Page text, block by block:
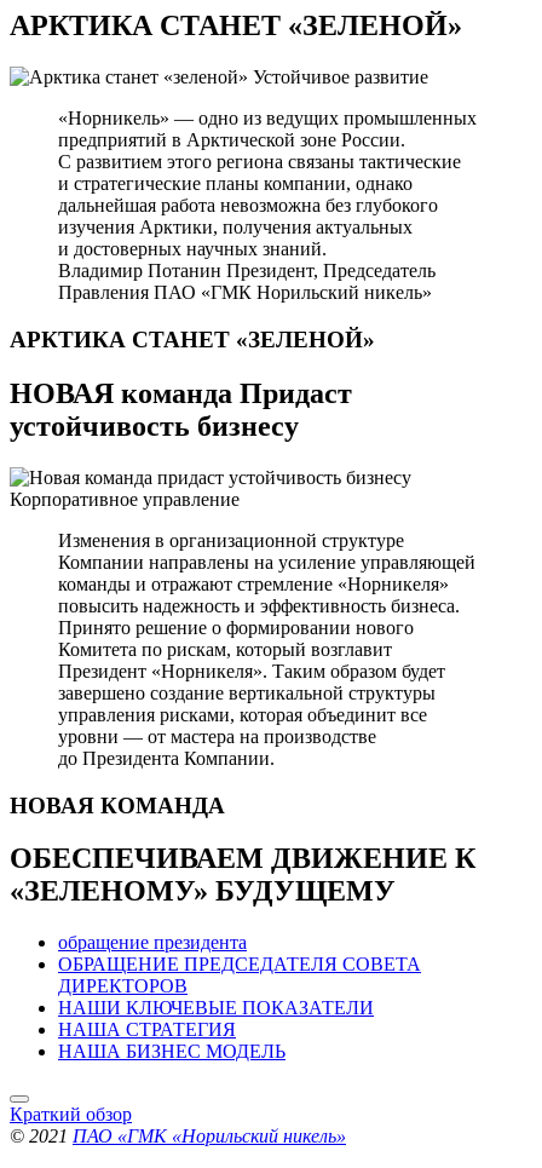
АРКТИКА СТАНЕТ «ЗЕЛЕНОЙ»
Устойчивое развитие
«Норникель» — одно из ведущих промышленных
предприятий в Арктической зоне России.
С развитием этого региона связаны тактические
и стратегические планы компании, однако
дальнейшая работа невозможна без глубокого
изучения Арктики, получения актуальных
и достоверных научных знаний.
Владимир Потанин Президент, Председатель
Правления ПАО «ГМК Норильский никель»
АРКТИКА СТАНЕТ «ЗЕЛЕНОЙ»
НОВАЯ команда Придаст
устойчивость бизнесу
Корпоративное управление
Изменения в организационной структуре
Компании направлены на усиление управляющей
команды и отражают стремление «Норникеля»
повысить надежность и эффективность бизнеса.
Принято решение о формировании нового
Комитета по рискам, который возглавит
Президент «Норникеля». Таким образом будет
завершено создание вертикальной структуры
управления рисками, которая объединит все
уровни — от мастера на производстве
до Президента Компании.
НОВАЯ КОМАНДА
ОБЕСПЕЧИВАЕМ ДВИЖЕНИЕ К
«ЗЕЛЕНОМУ» БУДУЩЕМУ
обращение президента
ОБРАЩЕНИЕ ПРЕДСЕДАТЕЛЯ СОВЕТА
ДИРЕКТОРОВ
НАШИ КЛЮЧЕВЫЕ ПОКАЗАТЕЛИ
НАША СТРАТЕГИЯ
НАША БИЗНЕС МОДЕЛЬ
Краткий обзор
© 2021 ПАО «ГМК «Норильский никель»